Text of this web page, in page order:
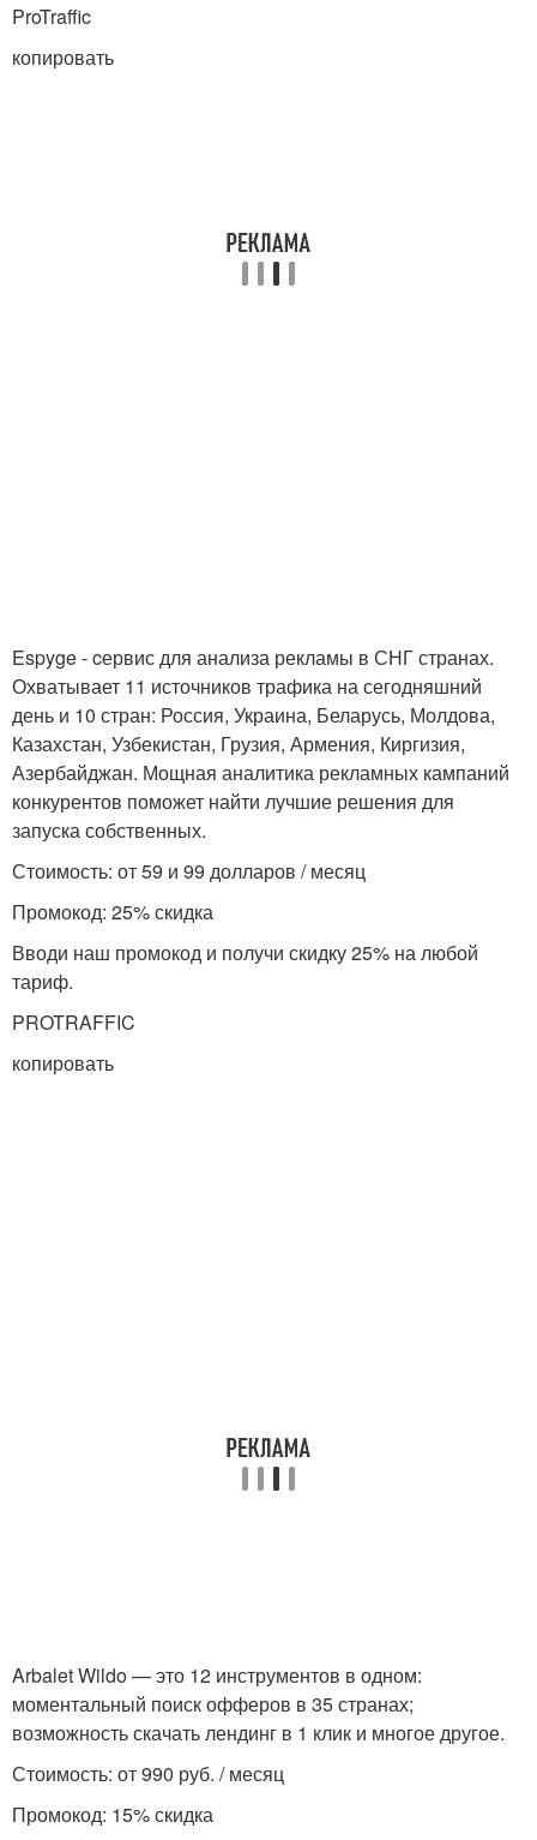
ProTraffic
копировать
Espyge - cервис для анализа рекламы в СНГ странах.
Охватывает 11 источников трафика на сегодняшний
день и 10 стран: Россия, Украина, Беларусь, Молдова,
Казахстан, Узбекистан, Грузия, Армения, Киргизия,
Азербайджан. Мощная аналитика рекламных кампаний
конкурентов поможет найти лучшие решения для
запуска собственных.
Стоимость: от 59 и 99 долларов / месяц
Промокод: 25% скидка
Вводи наш промокод и получи скидку 25% на любой
тариф.
PROTRAFFIC
копировать
Arbalet Wildo — это 12 инструментов в одном:
моментальный поиск офферов в 35 странах;
возможность скачать лендинг в 1 клик и многое другое.
Стоимость: от 990 руб. / месяц
Промокод: 15% скидка